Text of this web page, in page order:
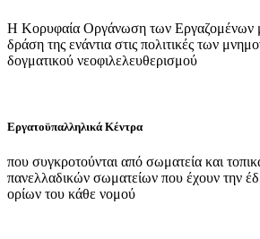
Η Κορυφαία Οργάνωση των Εργαζομένων
δράση της ενάντια στις πολιτικές των
δογματικού νεοφιλελευθερισμού
Εργατοϋπαλληλικά Κέντρα
που συγκροτούνται από σωματεία και
πανελλαδικών σωματείων που έχουν την
ορίων του κάθε νομού